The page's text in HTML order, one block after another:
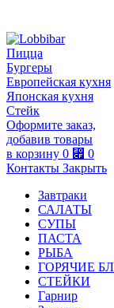
Пицца
Бургеры
Европейская кухня
Японская кухня
Стейк
Оформите заказ,
добавив товары
в корзину 0 ⃏ 0
Контакты Закрыть
Завтраки
САЛАТЫ
СУПЫ
ПАСТА
РЫБА
ГОРЯЧИЕ
СТЕЙКИ
Гарнир